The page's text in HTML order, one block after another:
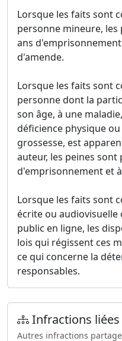
Lorsque les faits sont
personne mineure,
ans
d'amende.
Lorsque les faits sont
personne dont la
son âge, à une
déficience physique
grossesse, est
auteur, les peines sont
d'emprisonnement et
Lorsque les faits sont
écrite ou
public en ligne, les
lois qui régissent ces
ce qui concerne la
responsables.
Infractions liées
Autres infractions